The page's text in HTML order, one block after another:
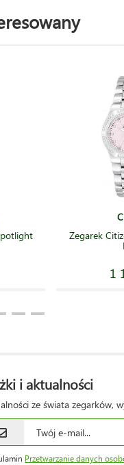
Zegarek
1
i aktualności
ze świata zegarków,
Przetwarzanie danych